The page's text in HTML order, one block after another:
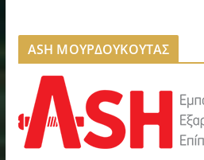
ASH ΜΟΥΡΔΟΥΚΟΥΤΑΣ